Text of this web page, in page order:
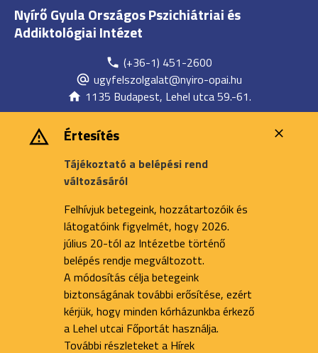
Nyírő Gyula Országos Pszichiátriai és
Addiktológiai Intézet
(+36-1) 451-2600
ugyfelszolgalat@nyiro-opai.hu
1135 Budapest, Lehel utca 59.-61.
Értesítés
Tájékoztató a belépési rend
változásáról
Felhívjuk betegeink, hozzátartozóik és
látogatóink figyelmét, hogy 2026.
július 20-tól az Intézetbe történő
belépés rendje megváltozott.
A módosítás célja betegeink
biztonságának további erősítése, ezért
kérjük, hogy minden kórházunkba érkező
a Lehel utcai Főportát használja.
További részleteket a Hírek